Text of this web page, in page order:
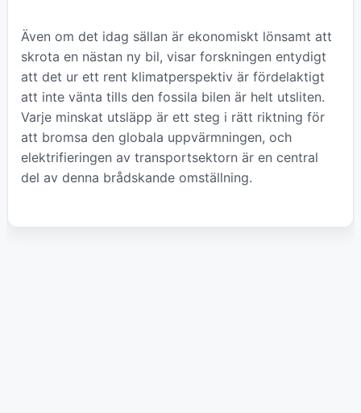
Även om det idag sällan är ekonomiskt lönsamt att
skrota en nästan ny bil, visar forskningen entydigt
att det ur ett rent klimatperspektiv är fördelaktigt
att inte vänta tills den fossila bilen är helt utsliten.
Varje minskat utsläpp är ett steg i rätt riktning för
att bromsa den globala uppvärmningen, och
elektrifieringen av transportsektorn är en central
del av denna brådskande omställning.